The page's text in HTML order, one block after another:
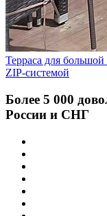
Терраса для
ZIP-системой
Более 5 000
России и СНГ